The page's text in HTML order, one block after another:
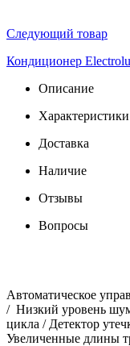
Следующий товар
Кондиционер
Описание
Характеристики
Доставка
Наличие
Отзывы
Вопросы
Автоматическое
/ Низкий уровень
цикла / Детектор
Увеличенные длины